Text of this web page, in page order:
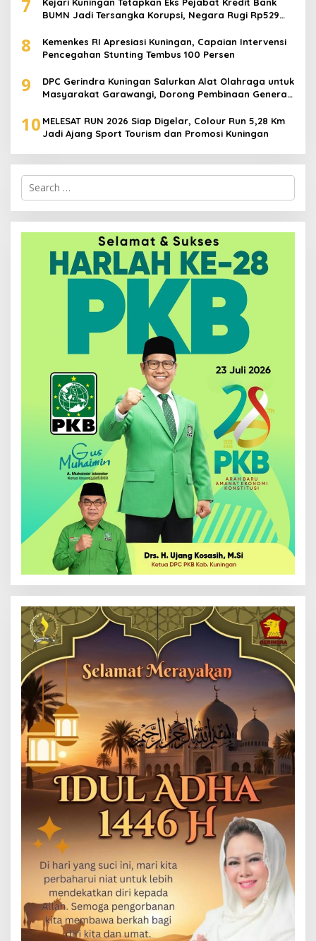
7
BUMN Jadi Tersangka Korupsi, Negara Rugi Rp529
8
Kemenkes RI Apresiasi Kuningan, Capaian Intervensi
Pencegahan Stunting Tembus 100 Persen
9
DPC Gerindra Kuningan Salurkan Alat Olahraga untuk
Masyarakat Garawangi, Dorong Pembinaan Generasi
10 MELESAT RUN 2026 Siap Digelar, Colour Run 5,28 Km
Jadi Ajang Sport Tourism dan Promosi Kuningan
Search
for: